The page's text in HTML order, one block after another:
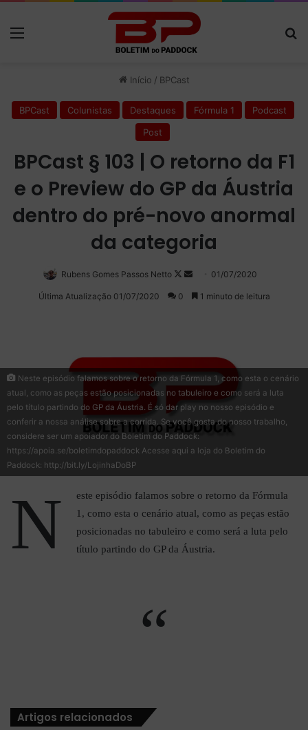
Início / BPCast
BPCast Colunistas Destaques Fórmula 1
Podcast
Post
BPCast § 103 | O retorno da F1
e o Preview do GP da Áustria
dentro do pré-novo anormal
da categoria
Rubens Gomes Passos Netto
Follow
on
Mande
um
01/07/2020
Última Atualização 01/07/2020 0 1 minuto de leitura
Neste episódio falamos sobre o retorno da Fórmula 1, como esta o cenário
atual, como as peças estão posicionadas no tabuleiro e como será a luta
pelo título partindo do GP da Áustria. É só dar play no nosso episódio e
conferir a nossa análise sobre a corrida. Se você gosta do nosso trabalho,
considere ser um apoiador do Boletim do Paddock:
https://apoia.se/boletimdopaddock Acesse aqui a loja do Boletim do
Paddock: http://bit.ly/LojinhaDoBP
N
este episódio falamos sobre o retorno da Fórmula
1, como esta o cenário atual, como as peças estão
posicionadas no tabuleiro e como será a luta pelo
título partindo do GP da Áustria.
“
Artigos relacionados